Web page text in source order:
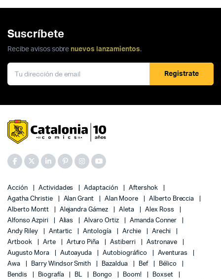
Suscríbete
Recibe avisos sobre nuevos lanzamientos.
Registrate
Acción Actividades Adaptación
Aftershok
Agatha Christie
Alan Grant Alan Moore
Alberto Breccia
Alberto Montt
Alejandra Gámez Aleta
Alex Ross
Alfonso Azpiri
Alias Alvaro Ortiz
Amanda Conner
Andy Riley
Antartic Antología Archie
Arechi
Artbook
Arte Arturo Piña Astiberri
Astronave
Augusto Mora
Autoayuda Autobiográfico
Aventuras
Awa
Barry Windsor Smith Bazaldua Bef
Bélico
Bendis
Biografía BL Bongo Boom!
Boxset